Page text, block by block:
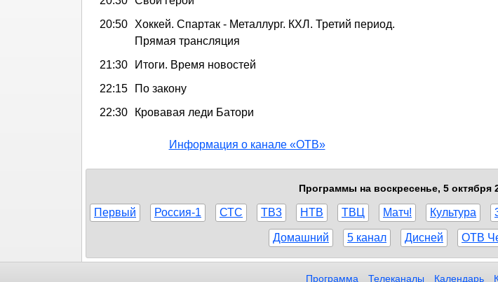
20:50
Хоккей. Спартак - Металлург. КХЛ. Третий период.
Прямая трансляция
21:30
Итоги. Время новостей
22:15
По закону
22:30
Кровавая леди Батори
Информация о канале «ОТВ»
Программы на воскресенье, 5 октября
Первый Россия-1 СТС ТВ3 НТВ ТВЦ Матч! Культура
Домашний 5 канал Дисней ОТВ
Программа Телеканалы Календарь